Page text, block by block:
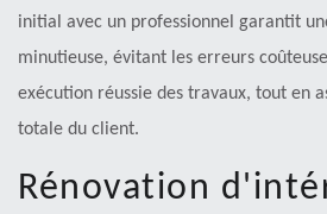
initial avec un professionnel garantit
minutieuse, évitant les erreurs
exécution réussie des travaux, tout en
totale du client.
Rénovation